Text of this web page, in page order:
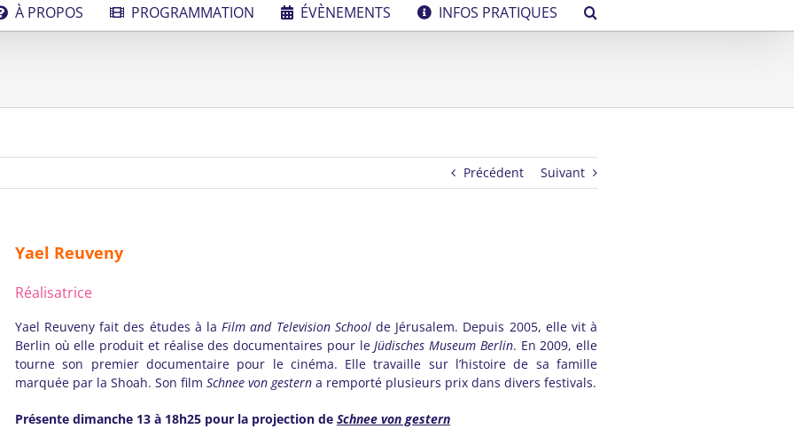
À PROPOS PROGRAMMATION ÉVÈNEMENTS INFOS PRATIQUES
Précédent Suivant
Yael Reuveny
Réalisatrice
Yael Reuveny fait des études à la Film and Television Schoolde Jérusalem. Depuis 2005, elle vit à
Berlin où elle produit et réalise des documentaires pour le Jüdisches Museum Berlin. En 2009, elle
tourne son premier documentaire pour le cinéma. Elle travaille sur l’histoire de sa famille
marquée par la Shoah. Son film Schnee von gesterna remporté plusieurs prix dans divers festivals.
Présente dimanche 13 à 18h25 pour la projection de Schnee von gestern